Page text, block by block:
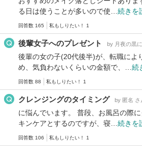
る日は使うことが多いので使… 続きを
回答数 165 私もしりたい！ 1
後輩女子へのプレゼント by 月夜の黒
後輩の女の子(20代後半)が、転職によ
め、気負わないくらいの金額で、… 続
回答数 88 私もしりたい！ 1
クレンジングのタイミング by 匿名 さ
に悩んでいます。 普段、お風呂の際
キンケアとするのですが、寝… 続きを
回答数 106 私もしりたい！ 1